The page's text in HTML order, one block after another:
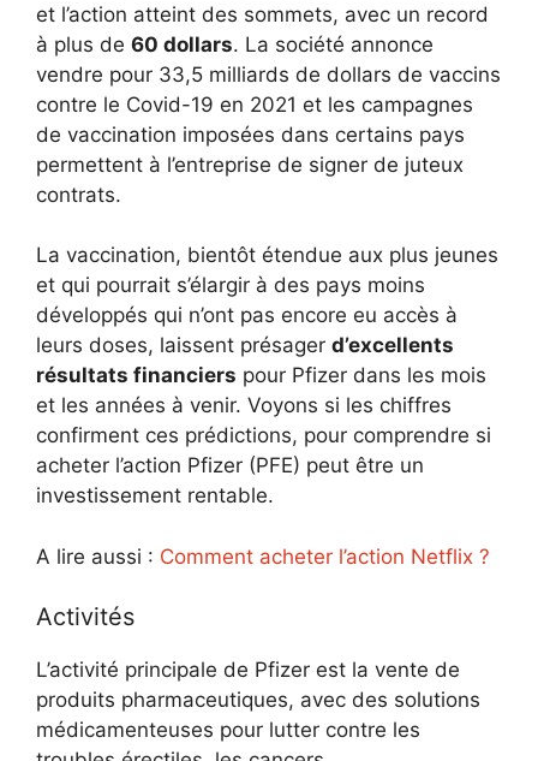
et l’action atteint des sommets, avec un record
à plus de 60 dollars. La société annonce
vendre pour 33,5 milliards de dollars de vaccins
contre le Covid-19 en 2021 et les campagnes
de vaccination imposées dans certains pays
permettent à l’entreprise de signer de juteux
contrats.
La vaccination, bientôt étendue aux plus jeunes
et qui pourrait s’élargir à des pays moins
développés qui n’ont pas encore eu accès à
leurs doses, laissent présager d’excellents
résultats financiers pour Pfizer dans les mois
et les années à venir. Voyons si les chiffres
confirment ces prédictions, pour comprendre si
acheter l’action Pfizer (PFE) peut être un
investissement rentable.
A lire aussi : Comment acheter l’action Netflix ?
Activités
L’activité principale de Pfizer est la vente de
produits pharmaceutiques, avec des solutions
médicamenteuses pour lutter contre les